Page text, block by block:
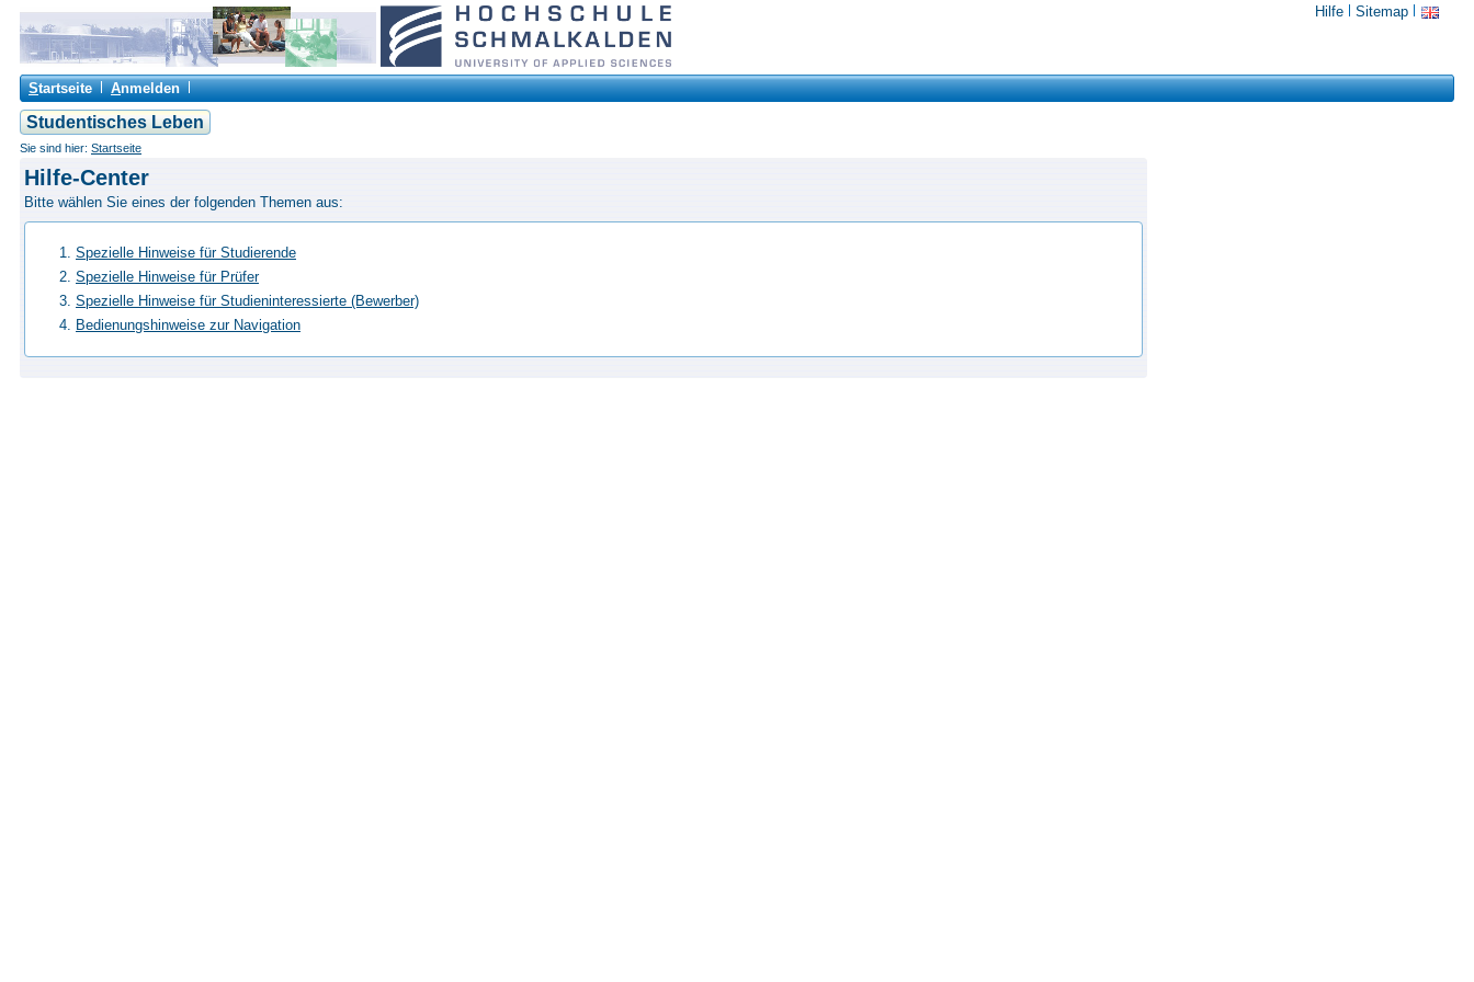
Hilfe Sitemap
Startseite Anmelden
Studentisches Leben
Sie sind hier: Startseite
Hilfe-Center
Bitte wählen Sie eines der folgenden Themen aus:
Spezielle Hinweise für Studierende
Spezielle Hinweise für Prüfer
Spezielle Hinweise für Studieninteressierte (Bewerber)
Bedienungshinweise zur Navigation